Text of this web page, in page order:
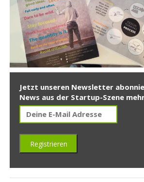
Jetzt unseren Newsletter
News aus der Startup-Szene